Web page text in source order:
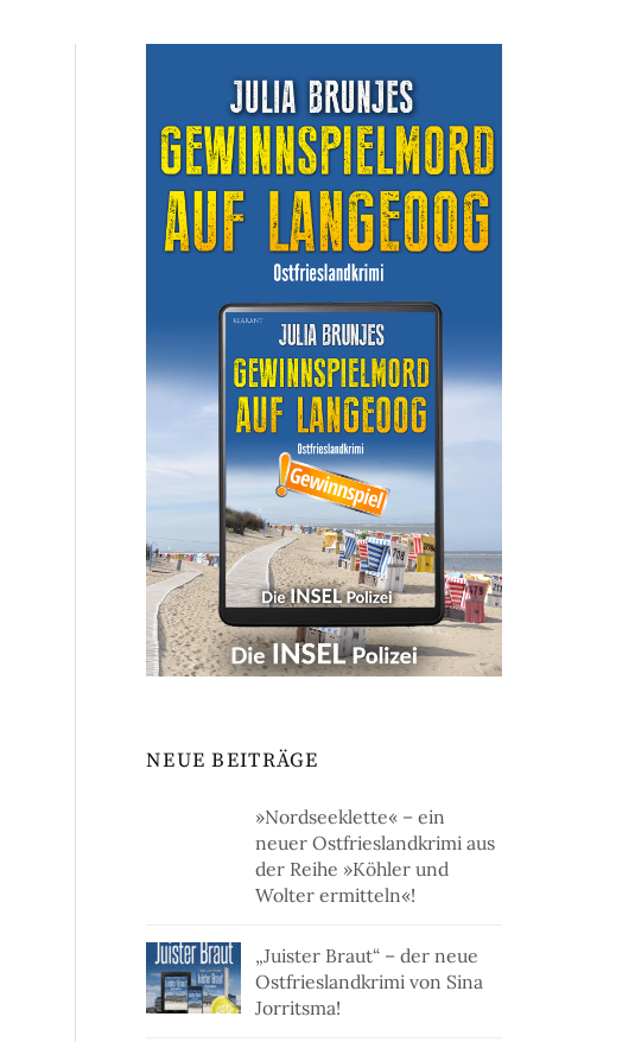
NEUE BEITRÄGE
»Nordseeklette« – ein
neuer Ostfrieslandkrimi aus
der Reihe »Köhler und
Wolter ermitteln«!
„Juister Braut“ – der neue
Ostfrieslandkrimi von Sina
Jorritsma!